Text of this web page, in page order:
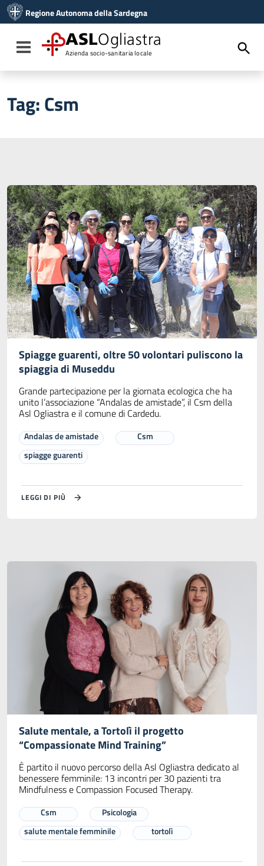
Vai al menu di navigazione
Vai al footer
Regione Autonoma della Sardegna
Toggle navigation
ASLOgliastra
Azienda socio-sanitaria locale
Tag:Csm
Spiagge guarenti, oltre 50 volontari puliscono la
spiaggia di Museddu
Grande partecipazione per la giornata ecologica che ha
unito l’associazione “Andalas de amistade”, il Csm della
Asl Ogliastra e il comune di Cardedu.
Andalas de amistade
Csm
spiagge guarenti
LEGGI DI PIÙ
Salute mentale, a Tortolì il progetto
“Compassionate Mind Training”
È partito il nuovo percorso della Asl Ogliastra dedicato al
benessere femminile: 13 incontri per 30 pazienti tra
Mindfulness e Compassion Focused Therapy.
Csm
Psicologia
salute mentale femminile
tortolì